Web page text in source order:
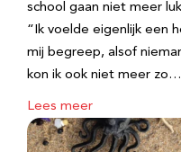
school gaan niet meer
“Ik voelde eigenlijk een
mij begreep, alsof
kon ik ook niet meer zo…
Lees meer